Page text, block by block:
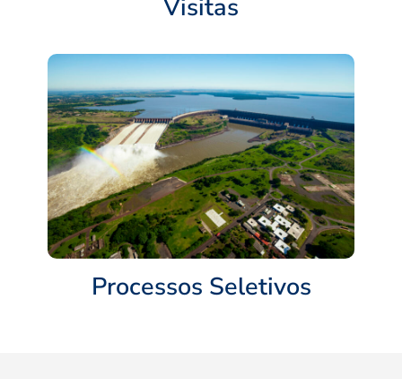
Visitas
Processos Seletivos